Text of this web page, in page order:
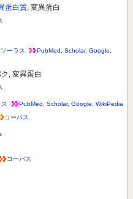
蛋白質, 変異蛋白
ーラス PubMed Scholar, Google
, 変異蛋白
PubMed Scholar, Google WikiPedia
コーパス
コーパス